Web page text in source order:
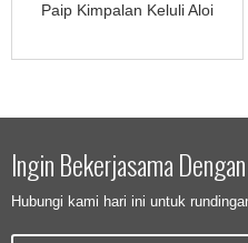
Paip Kimpalan Keluli Aloi
Ingin Bekerjasama
Hubungi kami hari ini untuk